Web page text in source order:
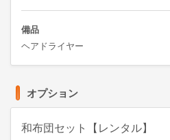
備品
ヘアドライヤー
オプション
和布団セット【レンタル】